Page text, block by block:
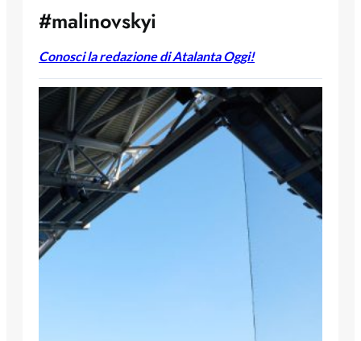
#malinovskyi
Conosci la redazione di Atalanta Oggi!